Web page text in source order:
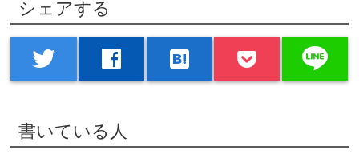
シェアする
twitter facebook hatenabookmark line
書いている人